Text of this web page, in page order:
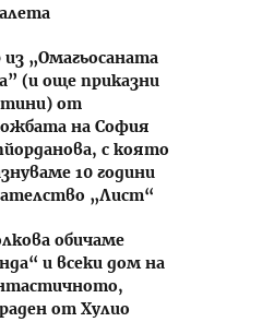
из „Омагьосаната
(и още приказни
от
на София
с която
10 години
„Лист“
обичаме
и всеки дом на
от Хулио